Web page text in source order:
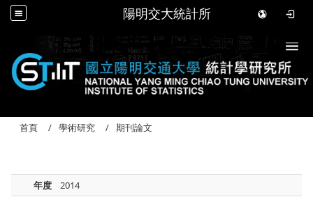
陽明交大統計所
首頁 學術研究 期刊論文
年度
2014